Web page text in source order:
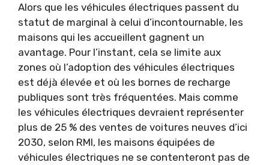
Alors que les véhicules électriques passent du
statut de marginal à celui d’incontournable, les
maisons qui les accueillent gagnent un
avantage. Pour l’instant, cela se limite aux
zones où l’adoption des véhicules électriques
est déjà élevée et où les bornes de recharge
publiques sont très fréquentées. Mais comme
les véhicules électriques devraient représenter
plus de 25 % des ventes de voitures neuves d’ici
2030, selon RMI, les maisons équipées de
véhicules électriques ne se contenteront pas de